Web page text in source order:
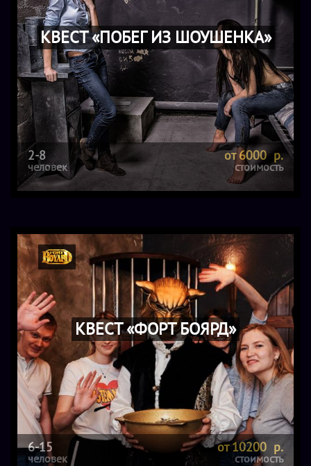
КВЕСТ «ПОБЕГ ИЗ ШОУШЕНКА»
2-8
человек
от 6000 р.
стоимость
КВЕСТ «ФОРТ БОЯРД»
6-15
человек
от 10200 р.
стоимость